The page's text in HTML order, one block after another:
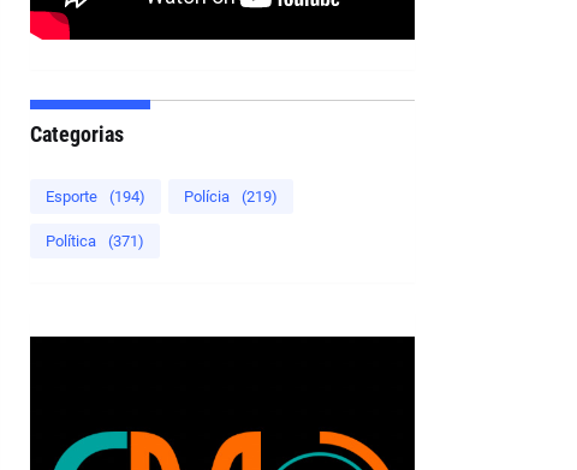
Categorias
Esporte (194) Polícia (219)
Política (371)